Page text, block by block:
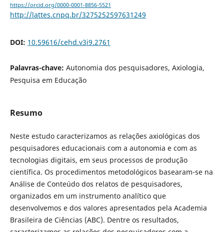
https://orcid.org/0000-0001-8856-5521
http://lattes.cnpq.br/3275252597631249
DOI: 10.59616/cehd.v3i9.2761
Palavras-chave: Autonomia dos pesquisadores, Axiologia,
Pesquisa em Educação
Resumo
Neste estudo caracterizamos as relações axiológicas dos
pesquisadores educacionais com a autonomia e com as
tecnologias digitais, em seus processos de produção
científica. Os procedimentos metodológicos basearam-se na
Análise de Conteúdo dos relatos de pesquisadores,
organizados em um instrumento analítico que
desenvolvemos e dos valores apresentados pela Academia
Brasileira de Ciências (ABC). Dentre os resultados,